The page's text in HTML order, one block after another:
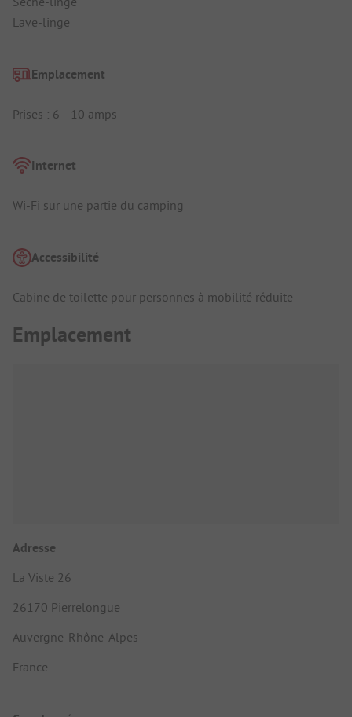
Lave-linge
Emplacement
Prises : 6 - 10 amps
Internet
Wi-Fi sur une partie du camping
Accessibilité
Cabine de toilette pour personnes à mobilité réduite
Emplacement
Adresse
La Viste 26
26170 Pierrelongue
Auvergne-Rhône-Alpes
France